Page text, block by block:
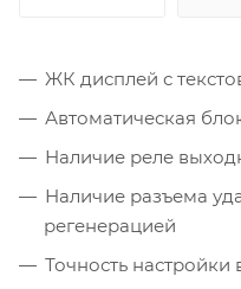
ЖК дисплей с
Автоматическая
Наличие реле
Наличие разъема
регенерацией
Точность настройки